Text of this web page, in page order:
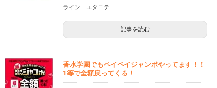
ライン エタニテ...
記事を読む
香水学園でもペイペイジャンボやってます！！
1等で全額戻ってくる！